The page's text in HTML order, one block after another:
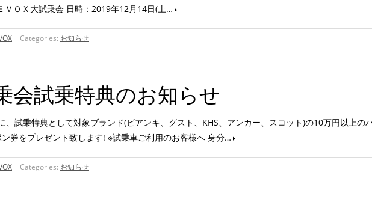
ＯＸ大試乗会 日時：2019年12月14日(土…
Categories: お知らせ
会試乗特典のお知らせ
、試乗特典として対象ブランド(ビアンキ、グスト、KHS、アンカー、スコット)の10万円以上の
券をプレゼント致します! ※試乗車ご利用のお客様へ 身分…
Categories: お知らせ